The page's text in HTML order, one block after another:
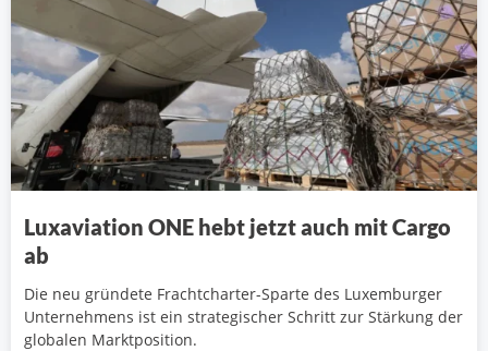
Luxaviation ONE hebt jetzt auch mit Cargo
ab
Die neu gründete Frachtcharter-Sparte des Luxemburger
Unternehmens ist ein strategischer Schritt zur Stärkung der
globalen Marktposition.